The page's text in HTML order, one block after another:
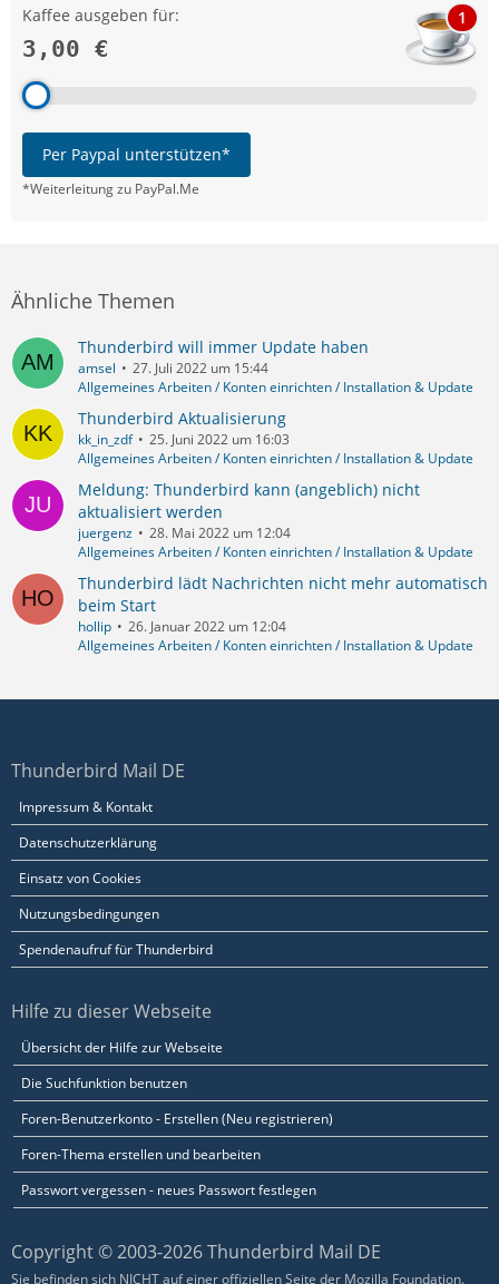
Kaffee ausgeben für:
3,00 €
1
Per Paypal unterstützen*
*Weiterleitung zu PayPal.Me
Ähnliche Themen
Thunderbird will immer Update haben
amsel
27. Juli 2022 um 15:44
Allgemeines Arbeiten / Konten einrichten / Installation & Update
Thunderbird Aktualisierung
kk_in_zdf
25. Juni 2022 um 16:03
Allgemeines Arbeiten / Konten einrichten / Installation & Update
Meldung: Thunderbird kann (angeblich) nicht
aktualisiert werden
juergenz
28. Mai 2022 um 12:04
Allgemeines Arbeiten / Konten einrichten / Installation & Update
Thunderbird lädt Nachrichten nicht mehr automatisch
beim Start
hollip
26. Januar 2022 um 12:04
Allgemeines Arbeiten / Konten einrichten / Installation & Update
Thunderbird Mail DE
Impressum & Kontakt
Datenschutzerklärung
Einsatz von Cookies
Nutzungsbedingungen
Spendenaufruf für Thunderbird
Hilfe zu dieser Webseite
Übersicht der Hilfe zur Webseite
Die Suchfunktion benutzen
Foren-Benutzerkonto - Erstellen (Neu registrieren)
Foren-Thema erstellen und bearbeiten
Passwort vergessen - neues Passwort festlegen
Copyright © 2003-2026 Thunderbird Mail DE
Sie befinden sich NICHT auf einer offiziellen Seite der Mozilla Foundation.